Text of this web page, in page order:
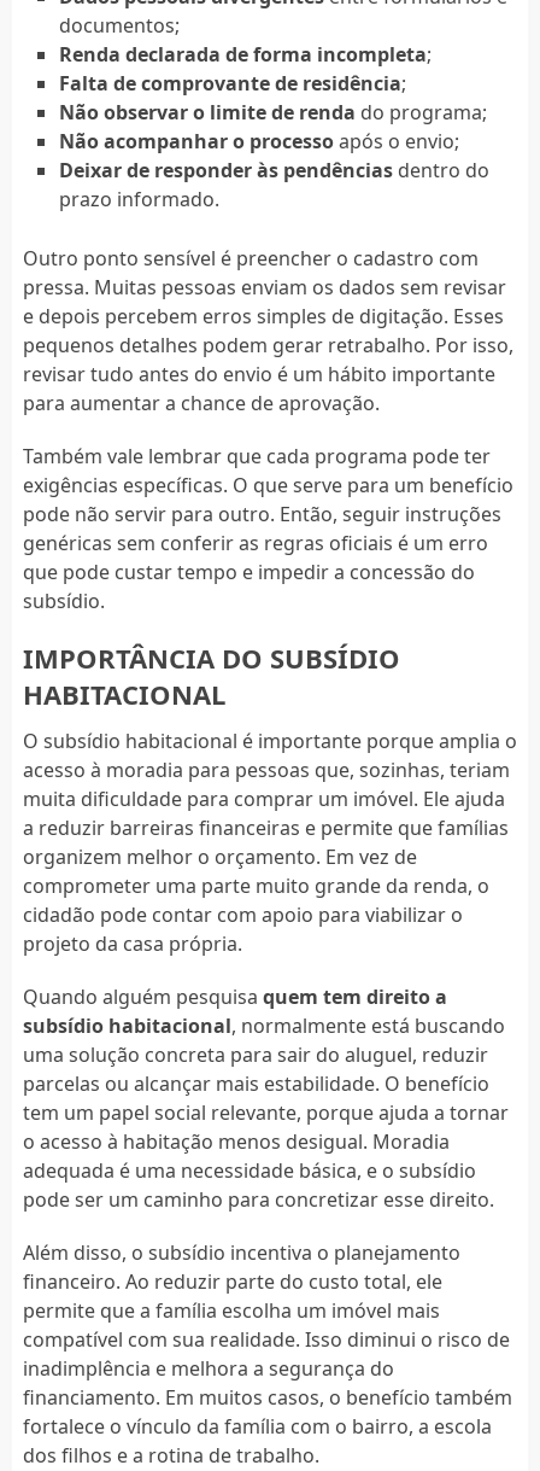
documentos;
Renda declarada de forma incompleta;
Falta de comprovante de residência;
Não observar o limite de renda do programa;
Não acompanhar o processoapós o envio;
Deixar de responder às pendênciasdentro do
prazo informado.
Outro ponto sensível é preencher o cadastro com
pressa. Muitas pessoas enviam os dados sem revisar
e depois percebem erros simples de digitação. Esses
pequenos detalhes podem gerar retrabalho. Por isso,
revisar tudo antes do envio é um hábito importante
para aumentar a chance de aprovação.
Também vale lembrar que cada programa pode ter
exigências específicas. O que serve para um benefício
pode não servir para outro. Então, seguir instruções
genéricas sem conferir as regras oficiais é um erro
que pode custar tempo e impedir a concessão do
subsídio.
IMPORTÂNCIA DO SUBSÍDIO
HABITACIONAL
O subsídio habitacional é importante porque amplia o
acesso à moradia para pessoas que, sozinhas, teriam
muita dificuldade para comprar um imóvel. Ele ajuda
a reduzir barreiras financeiras e permite que famílias
organizem melhor o orçamento. Em vez de
comprometer uma parte muito grande da renda, o
cidadão pode contar com apoio para viabilizar o
projeto da casa própria.
Quando alguém pesquisa quem tem direito a
subsídio habitacional, normalmente está buscando
uma solução concreta para sair do aluguel, reduzir
parcelas ou alcançar mais estabilidade. O benefício
tem um papel social relevante, porque ajuda a tornar
o acesso à habitação menos desigual. Moradia
adequada é uma necessidade básica, e o subsídio
pode ser um caminho para concretizar esse direito.
Além disso, o subsídio incentiva o planejamento
financeiro. Ao reduzir parte do custo total, ele
permite que a família escolha um imóvel mais
compatível com sua realidade. Isso diminui o risco de
inadimplência e melhora a segurança do
financiamento. Em muitos casos, o benefício também
fortalece o vínculo da família com o bairro, a escola
dos filhos e a rotina de trabalho.